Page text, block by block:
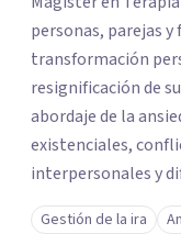
personas, parejas
transformación
resignificación de
abordaje de la
existenciales,
interpersonales y
ofreciendo un
acompañamiento
Gestión de la ira